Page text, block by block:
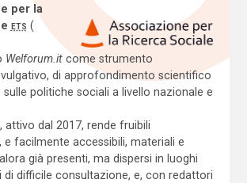
per la
ETS (
Welforum.itcome strumento
di approfondimento scientifico
politiche sociali a livello nazionale e
attivo dal 2017, rende fruibili
e facilmente accessibili, materiali e
già presenti, ma dispersi in luoghi
di difficile consultazione, e, con redattori